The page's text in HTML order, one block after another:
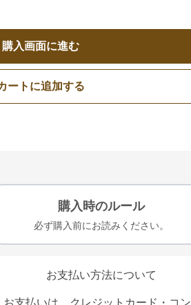
購入画面に進む
ートに追加する
購入時のルール
必ず購入前にお読みください。
お支払い方法について
お支払いは、クレジットカード・コン